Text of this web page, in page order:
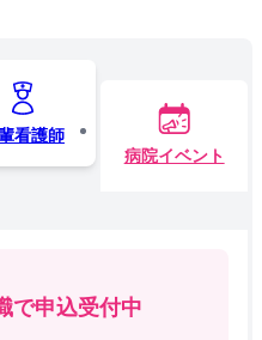
看護師
病院イベント
で申込受付中